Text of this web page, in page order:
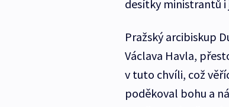
desítky ministrantů i
Pražský arcibiskup
Václava Havla,
v tuto chvíli, což
poděkoval bohu a